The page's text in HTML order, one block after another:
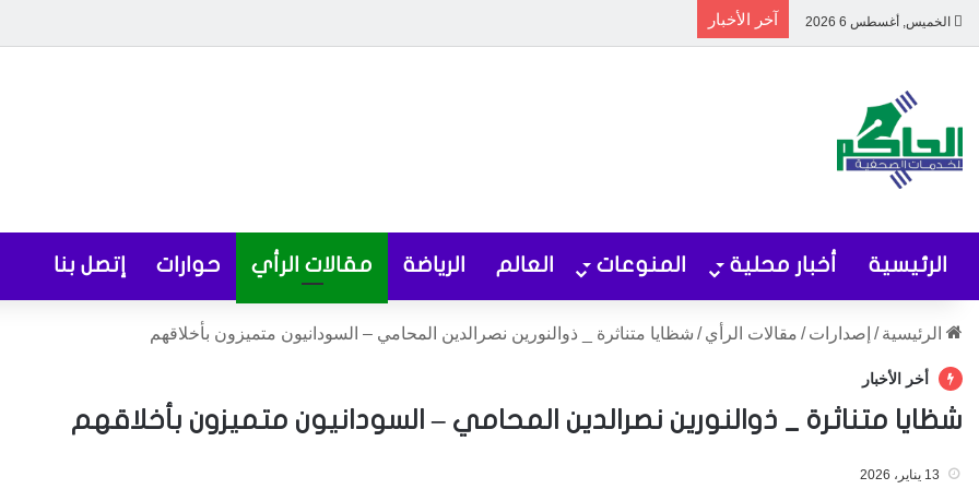
الخميس, أغسطس 6 2026 آخر الأخبار
الرئيسية أخبار محلية المنوعات العالم الرياضة مقالات الرأي حوارات إتصل بنا
الرئيسية / إصدارات / مقالات الرأي / شظايا متناثرة _ ذوالنورين نصرالدين المحامي – السودانيون متميزون بأخلاقهم
أخر الأخبار
شظايا متناثرة _ ذوالنورين نصرالدين المحامي – السودانيون متميزون بأخلاقهم
13 يناير، 2026